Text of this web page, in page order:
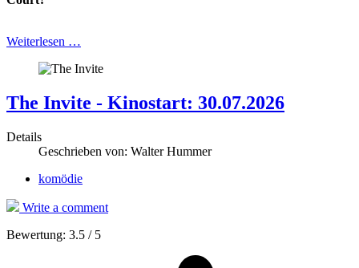
Weiterlesen …
The Invite - Kinostart: 30.07.2026
Details
Geschrieben von: Walter Hummer
komödie
Write a comment
Bewertung: 3.5 / 5